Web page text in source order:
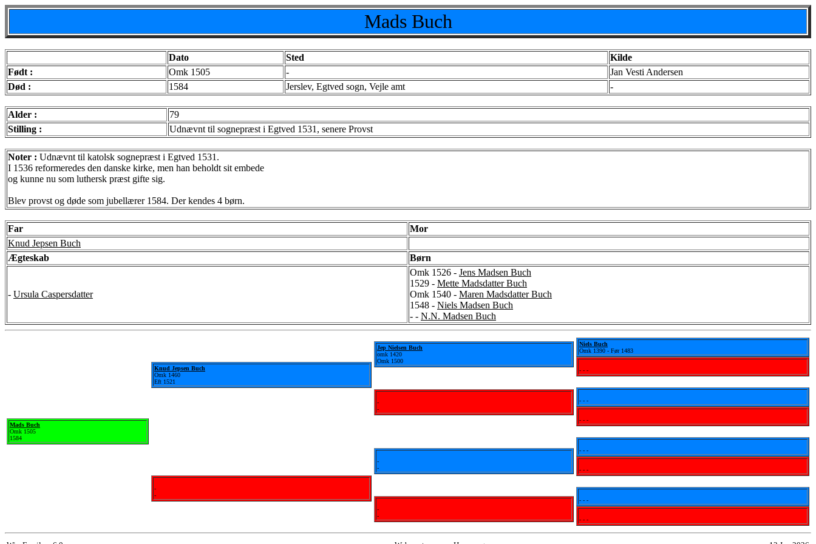
Mads Buch
Dato Sted
Kilde
Født :
Omk 1505 -
Jan Vesti Andersen
Død :
1584 Jerslev, Egtved sogn, Vejle amt -
Alder :
79
Stilling :
Udnævnt til sognepræst i Egtved 1531, senere Provst
Noter : Udnævnt til katolsk sognepræst i Egtved 1531.
I 1536 reformeredes den danske kirke, men han beholdt sit embede
og kunne nu som luthersk præst gifte sig.
Blev provst og døde som jubellærer 1584. Der kendes 4 børn.
Far
Mor
Knud Jepsen Buch
Ægteskab
Børn
- Ursula Caspersdatter
Omk 1526 - Jens Madsen Buch
1529 - Mette Madsdatter Buch
Omk 1540 - Maren Madsdatter Buch
1548 - Niels Madsen Buch
- - N.N. Madsen Buch
Mads Buch
Omk 1505
1584
Knud Jepsen Buch
Omk 1460
Eft 1521
-
-
Jep Nielsen Buch
omk 1420
Omk 1500
-
-
-
-
-
-
Niels Buch
Omk 1390 - Før 1483
- - -
- - -
- - -
- - -
- - -
- - -
- - -